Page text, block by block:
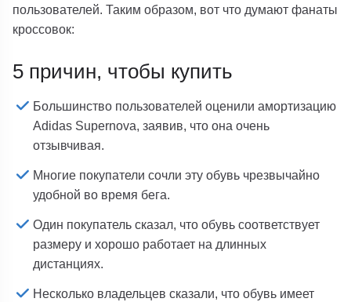
пользователей. Таким образом, вот что думают фанаты
кроссовок:
5 причин, чтобы купить
Большинство пользователей оценили амортизацию
Adidas Supernova, заявив, что она очень
отзывчивая.
Многие покупатели сочли эту обувь чрезвычайно
удобной во время бега.
Один покупатель сказал, что обувь соответствует
размеру и хорошо работает на длинных
дистанциях.
Несколько владельцев сказали, что обувь имеет